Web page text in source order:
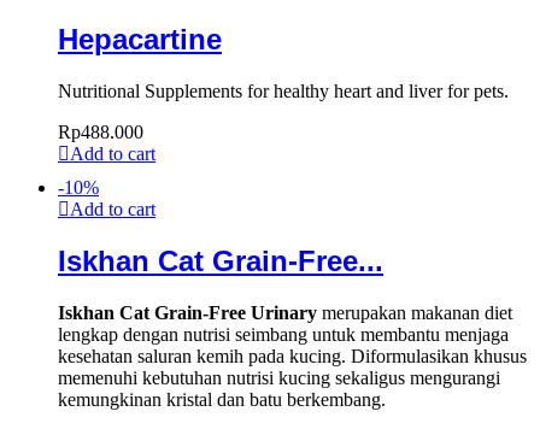
Hepacartine
Nutritional Supplements for healthy heart and liver for pets.
Rp488.000
Add to cart
-10%
Add to cart
Iskhan Cat Grain-Free...
Iskhan Cat Grain-Free Urinary merupakan makanan diet
lengkap dengan nutrisi seimbang untuk membantu menjaga
kesehatan saluran kemih pada kucing. Diformulasikan khusus
memenuhi kebutuhan nutrisi kucing sekaligus mengurangi
kemungkinan kristal dan batu berkembang.